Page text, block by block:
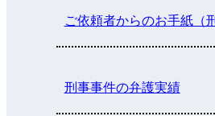
ご依頼者からのお手紙（
刑事事件の弁護実績